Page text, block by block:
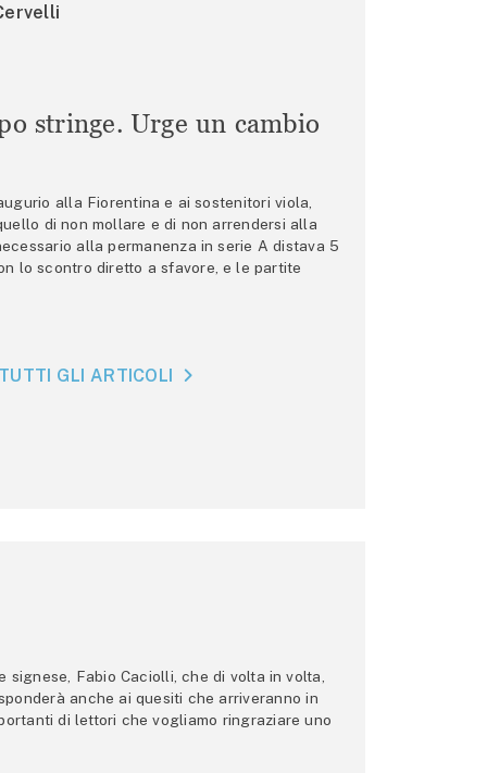
stringe. Urge un cambio
alla Fiorentina e ai sostenitori viola,
di non mollare e di non arrendersi alla
alla permanenza in serie A distava 5
lo scontro diretto a sfavore, e le partite
GLI ARTICOLI
Fabio Caciolli, che di volta in volta,
anche ai quesiti che arriveranno in
di lettori che vogliamo ringraziare uno